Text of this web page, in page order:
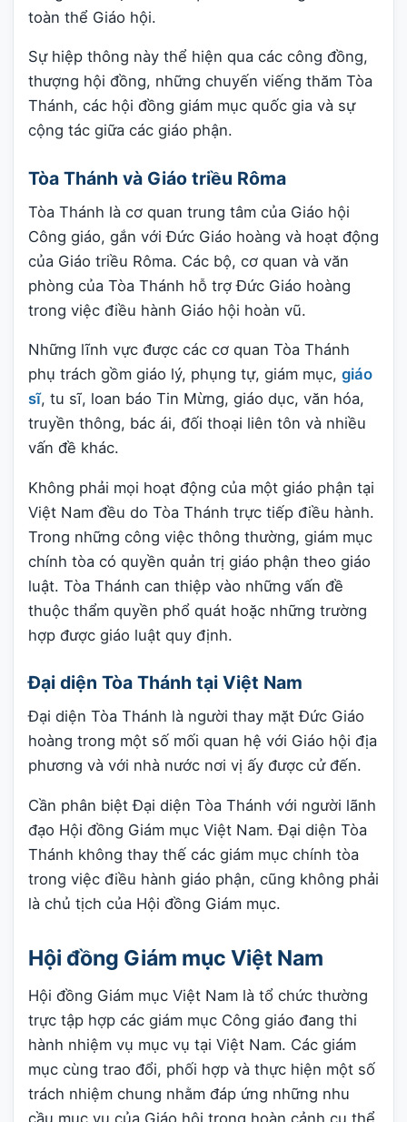
toàn thể Giáo hội.
Sự hiệp thông này thể hiện qua các công đồng,
thượng hội đồng, những chuyến viếng thăm Tòa
Thánh, các hội đồng giám mục quốc gia và sự
cộng tác giữa các giáo phận.
Tòa Thánh và Giáo triều Rôma
Tòa Thánh là cơ quan trung tâm của Giáo hội
Công giáo, gắn với Đức Giáo hoàng và hoạt động
của Giáo triều Rôma. Các bộ, cơ quan và văn
phòng của Tòa Thánh hỗ trợ Đức Giáo hoàng
trong việc điều hành Giáo hội hoàn vũ.
Những lĩnh vực được các cơ quan Tòa Thánh
phụ trách gồm giáo lý, phụng tự, giám mục, giáo
sĩ, tu sĩ, loan báo Tin Mừng, giáo dục, văn hóa,
truyền thông, bác ái, đối thoại liên tôn và nhiều
vấn đề khác.
Không phải mọi hoạt động của một giáo phận tại
Việt Nam đều do Tòa Thánh trực tiếp điều hành.
Trong những công việc thông thường, giám mục
chính tòa có quyền quản trị giáo phận theo giáo
luật. Tòa Thánh can thiệp vào những vấn đề
thuộc thẩm quyền phổ quát hoặc những trường
hợp được giáo luật quy định.
Đại diện Tòa Thánh tại Việt Nam
Đại diện Tòa Thánh là người thay mặt Đức Giáo
hoàng trong một số mối quan hệ với Giáo hội địa
phương và với nhà nước nơi vị ấy được cử đến.
Cần phân biệt Đại diện Tòa Thánh với người lãnh
đạo Hội đồng Giám mục Việt Nam. Đại diện Tòa
Thánh không thay thế các giám mục chính tòa
trong việc điều hành giáo phận, cũng không phải
là chủ tịch của Hội đồng Giám mục.
Hội đồng Giám mục Việt Nam
Hội đồng Giám mục Việt Nam là tổ chức thường
trực tập hợp các giám mục Công giáo đang thi
hành nhiệm vụ mục vụ tại Việt Nam. Các giám
mục cùng trao đổi, phối hợp và thực hiện một số
trách nhiệm chung nhằm đáp ứng những nhu
cầu mục vụ của Giáo hội trong hoàn cảnh cụ thể